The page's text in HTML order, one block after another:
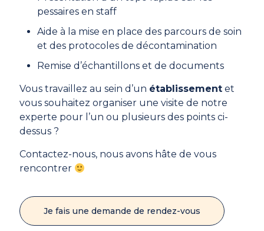
pessaires en staff
Aide à la mise en place des parcours de soin
et des protocoles de décontamination
Remise d’échantillons et de documents
Vous travaillez au sein d’un établissement et
vous souhaitez organiser une visite de notre
experte pour l’un ou plusieurs des points ci-
dessus ?
Contactez-nous, nous avons hâte de vous
rencontrer
Je fais une demande de rendez-vous